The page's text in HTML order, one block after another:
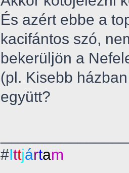
És azért ebbe a
kacifántos szó,
bekerüljön a
(pl. Kisebb
együtt?
#Ittjártam